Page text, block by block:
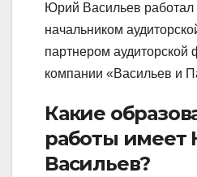
Юрий Васильев работал
начальником
партнером аудиторской
компании «Васильев и
Какие
работы
Васильев?